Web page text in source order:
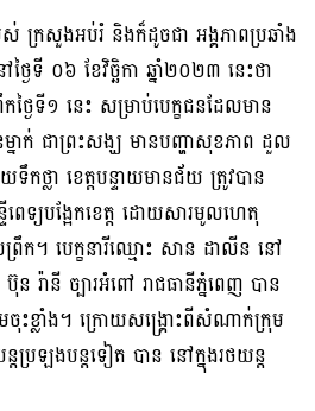
ក្រសួងអប់រំ និងក៏ដូចជា អង្គភាពប្រឆាំង
ៃទី ០៦ ខែវិច្ឆិកា ឆ្នាំ២០២៣ នេះថា
ងៃទី១ នេះ សម្រាប់បេក្ខជនដែលមាន
នាក់ ជាព្រះសង្ឃ មានបញ្ហាសុខភាព ដួល
ថ្លា ខេត្តបន្ទាយមានជ័យ ត្រូវបាន
េទ្យបង្អែកខេត្ត ដោយសារមូលហេតុ
ព្រឹក។ បេក្ខនារីឈ្មោះ សាន ដាលីន នៅ
ានី ច្បារអំពៅ រាជធានីភ្នំពេញ បាន
ះខ្លាំង។ ក្រោយសង្រ្គោះពីសំណាក់ក្រុម
ន្តប្រឡងបន្តទៀត បាន នៅក្នុងរថយន្ត